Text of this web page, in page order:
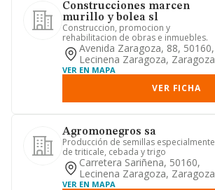
Construcciones marcen
murillo y bolea sl
Construccion, promocion y
rehabilitacion de obras e inmuebles.
Avenida Zaragoza, 88, 50160,
Lecinena Zaragoza, Zaragoza
VER EN MAPA
VER FICHA
Agromonegros sa
Producción de semillas especialmente
de triticale, cebada y trigo
Carretera Sariñena, 50160,
Lecinena Zaragoza, Zaragoza
VER EN MAPA